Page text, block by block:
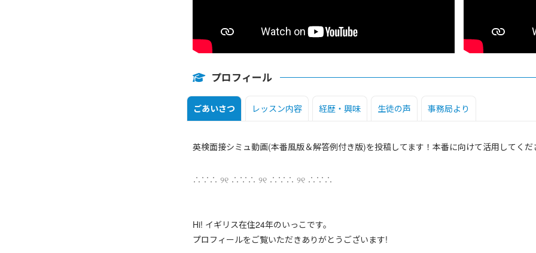
プロフィール
ごあいさつ レッスン内容 経歴・興味 生徒の声 事務局より
英検面接シミュ動画(本番風版＆解答例付き版)を投稿してます！本番に向けて活用してく
∴∵∴ ୨୧ ∴∵∴ ୨୧ ∴∵∴ ୨୧ ∴∵∴
Hi! イギリス在住24年のいっこです。
プロフィールをご覧いただきありがとうございます!